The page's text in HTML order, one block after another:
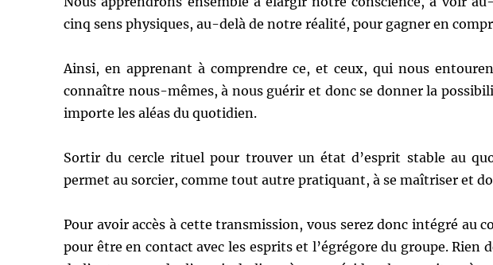
cinq sens physiques, au-delà de notre réalité, pour gagner en
Ainsi, en apprenant à comprendre ce, et ceux, qui nous
connaître nous-mêmes, à nous guérir et donc se donner la
importe les aléas du quotidien.
Sortir du cercle rituel pour trouver un état d’esprit stable au
permet au sorcier, comme tout autre pratiquant, à se maîtriser et
Pour avoir accès à cette transmission, vous serez donc intégré au
pour être en contact avec les esprits et l’égrégore du groupe. Rien